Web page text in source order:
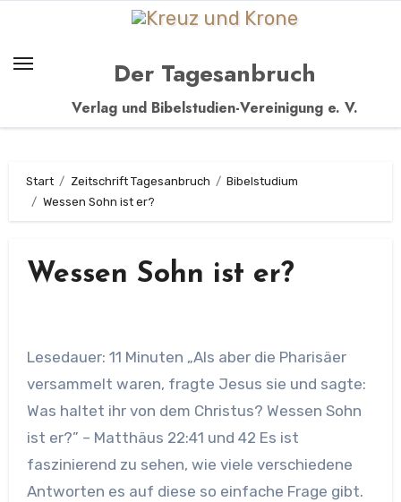
springen
Der Tagesanbruch
Verlag und Bibelstudien-Vereinigung e. V.
Start Zeitschrift Tagesanbruch
Bibelstudium
Wessen Sohn ist er?
Wessen Sohn ist er?
Lesedauer: 11 Minuten „Als aber die Pharisäer
versammelt waren, fragte Jesus sie und sagte:
Was haltet ihr von dem Christus? Wessen Sohn
ist er?” – Matthäus 22:41 und 42 Es ist
faszinierend zu sehen, wie viele verschiedene
Antworten es auf diese so einfache Frage gibt.